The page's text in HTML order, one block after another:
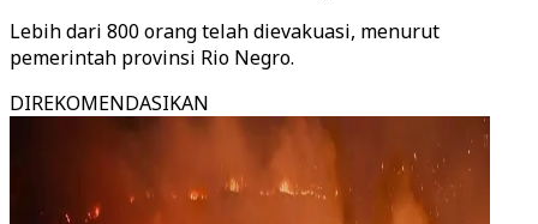
Lebih dari 800 orang telah dievakuasi, menurut
pemerintah provinsi Rio Negro.
DIREKOMENDASIKAN